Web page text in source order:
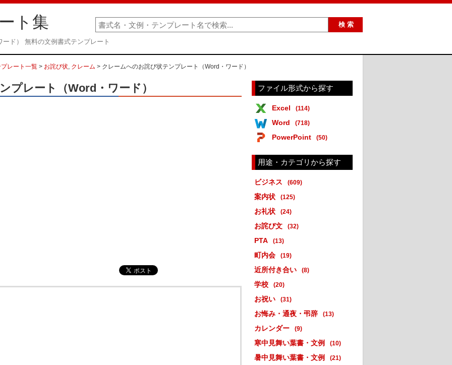
ト集
ド） 無料の文例書式テンプレート
レート一覧 > お詫び状, クレーム > クレームへのお詫び状テンプレート（Word・ワード）
プレート（Word・ワード） ファイル形式から探す
Excel (114)
Word (718)
PowerPoint (50)
用途・カテゴリから探す
ビジネス (609)
案内状 (125)
お礼状 (24)
お詫び文 (32)
PTA (13)
町内会 (19)
近所付き合い (8)
学校 (20)
お祝い (31)
お悔み・通夜・弔辞 (13)
カレンダー (9)
寒中見舞い葉書・文例 (10)
暑中見舞い葉書・文例 (21)